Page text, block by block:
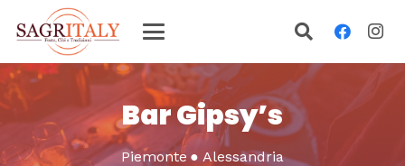
Bar Gipsy’s
Piemonte ● Alessandria